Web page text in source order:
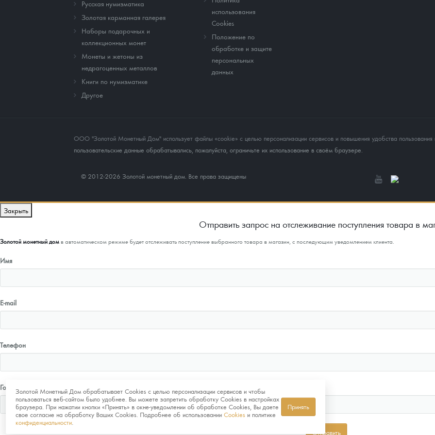
Русская нумизматика
Золотая карманная галерея
Наборы подарочных и
коллекционных монет
Монеты и жетоны из
недрагоценных металлов
Книги по нумизматике
Другое
использования
Cookies
Положение по
обработке и защите
персональных
данных
ООО "Золотой Монетный Дом" использует файлы «cookie» с целью персонализации сервисов и повышения удобства пользования
пользовательские данные обрабатывались, пожалуйста, ограничьте их использование в своём браузере.
© 2012-2026 Золотой монетный дом. Все права защищены
Золотой Монетный Дом обрабатывает Cookies с целью персонализации сервисов и чтобы
пользоваться веб-сайтом было удобнее. Вы можете запретить обработку Cookies в настройках
браузера. При нажатии кнопки «Принять» в окне-уведомлении об обработке Cookies, Вы даете
свое согласие на обработку Ваших Cookies. Подробнее об использовании Cookies и политике
конфиденциальности
Принять
Закрыть
Отправить запрос на отслеживание поступления товара в
Золотой монетный домв автоматическом режиме будет отслеживать поступление выбранного товара в магазин, с последующим уведомлением клиента.
Имя
E-mail
Телефон
Город
Отправить